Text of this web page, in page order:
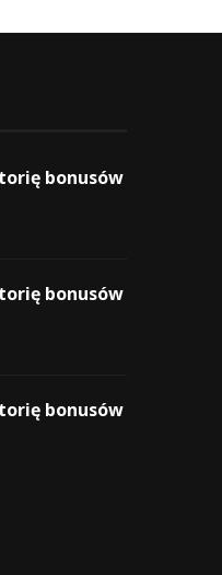
bonusów
bonusów
bonusów